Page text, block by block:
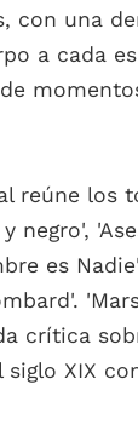
con una
a cada
reúne los
negro',
es
crítica
XIX